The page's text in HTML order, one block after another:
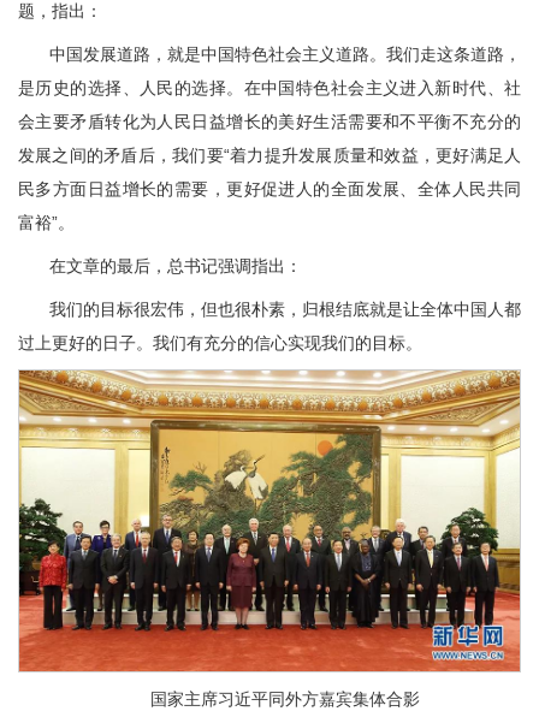
题，指出：
中国发展道路，就是中国特色社会主义道路。我们走这条道路，
是历史的选择、人民的选择。在中国特色社会主义进入新时代、社
会主要矛盾转化为人民日益增长的美好生活需要和不平衡不充分的
发展之间的矛盾后，我们要“着力提升发展质量和效益，更好满足人
民多方面日益增长的需要，更好促进人的全面发展、全体人民共同
富裕”。
在文章的最后，总书记强调指出：
我们的目标很宏伟，但也很朴素，归根结底就是让全体中国人都
过上更好的日子。我们有充分的信心实现我们的目标。
国家主席习近平同外方嘉宾集体合影